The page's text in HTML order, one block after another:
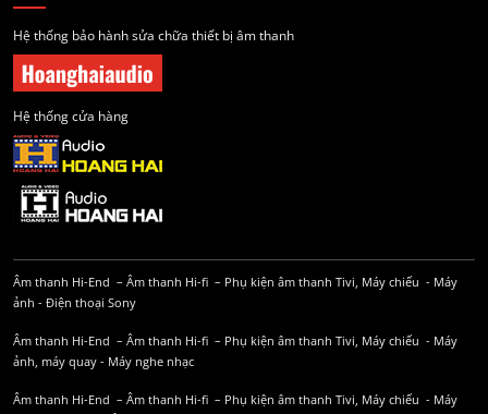
Hệ thống bảo hành sửa chữa thiết bị âm thanh
Hệ thống cửa hàng
Âm thanh Hi-End – Âm thanh Hi-fi – Phụ kiện âm thanh Tivi, Máy chiếu - Máy
ảnh - Điện thoại Sony
Âm thanh Hi-End – Âm thanh Hi-fi – Phụ kiện âm thanh Tivi, Máy chiếu - Máy
ảnh, máy quay - Máy nghe nhạc
Âm thanh Hi-End – Âm thanh Hi-fi – Phụ kiện âm thanh Tivi, Máy chiếu - Máy